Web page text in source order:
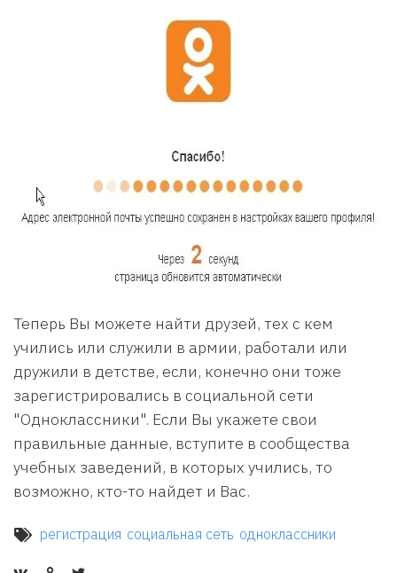
Теперь Вы можете найти друзей, тех с кем
учились или служили в армии, работали или
дружили в детстве, если, конечно они тоже
зарегистрировались в социальной сети
"Одноклассники". Если Вы укажете свои
правильные данные, вступите в сообщества
учебных заведений, в которых учились, то
возможно, кто-то найдет и Вас.
регистрация социальная сеть одноклассники